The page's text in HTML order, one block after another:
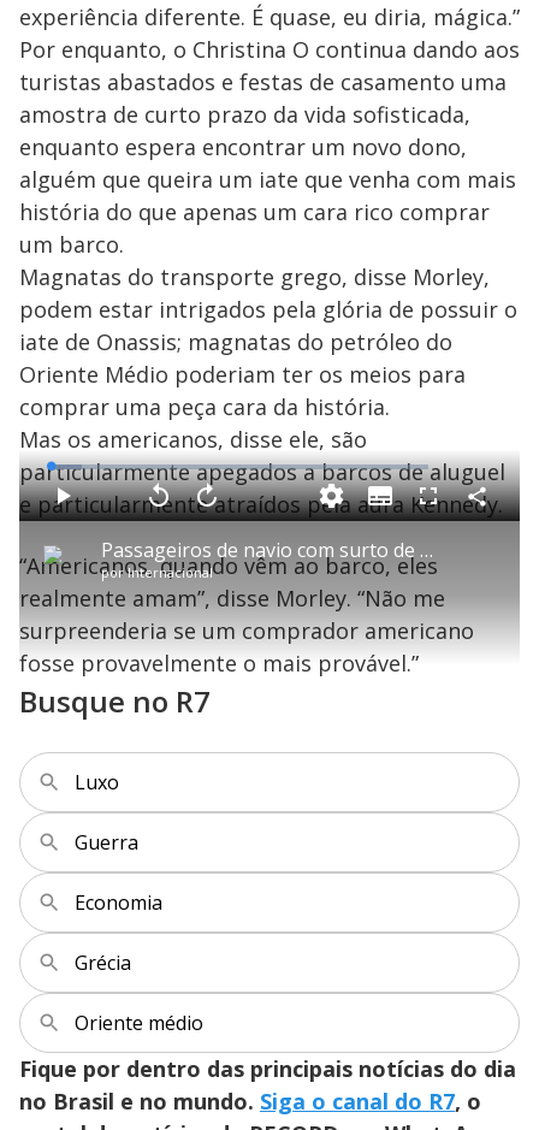
experiência diferente. É quase, eu diria, mágica.”
Por enquanto, o Christina O continua dando aos
turistas abastados e festas de casamento uma
amostra de curto prazo da vida sofisticada,
enquanto espera encontrar um novo dono,
alguém que queira um iate que venha com mais
história do que apenas um cara rico comprar
um barco.
Magnatas do transporte grego, disse Morley,
podem estar intrigados pela glória de possuir o
iate de Onassis; magnatas do petróleo do
Oriente Médio poderiam ter os meios para
comprar uma peça cara da história.
Mas os americanos, disse ele, são
particularmente apegados a barcos de aluguel
e particularmente atraídos pela aura Kennedy.
P
l
a
y
V
i
d
e
Passageiros de navio com surto de hantavírus são retirados nas Canárias
porInternacional
P V
t
a
r
0
e
g
n
d
s
A
n
ç
a
r
1
0
s
e
u
n
o
s
M
d
L
o
a
d
e
.
1
6
%
S
u
b
i
t
l
s
F
l
s
c
e
n
C
o
“Americanos, quando vêm ao barco, eles
realmente amam”, disse Morley. “Não me
surpreenderia se um comprador americano
fosse provavelmente o mais provável.”
Busque no R7
Luxo
Guerra
Economia
Grécia
Oriente médio
Fique por dentro das principais notícias do dia
no Brasil e no mundo. Siga o canal do R7, o